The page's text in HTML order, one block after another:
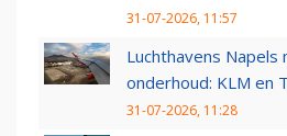
31-07-2026, 11:57
Luchthavens Napels
onderhoud: KLM en
31-07-2026, 11:28